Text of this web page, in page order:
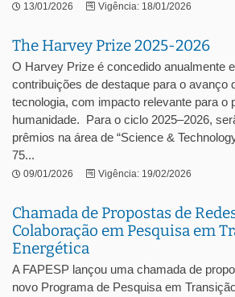
13/01/2026 Vigência: 18/01/2026
The Harvey Prize 2025-2026
O Harvey Prize é concedido anualmente
contribuições de destaque para o avanço
tecnologia, com impacto relevante para o
humanidade. Para o ciclo 2025–2026,
prêmios na área de “Science &
75...
09/01/2026 Vigência: 19/02/2026
Chamada de Propostas de
Colaboração em Pesquisa em
Energética
A FAPESP lançou uma chamada de
novo Programa de Pesquisa em